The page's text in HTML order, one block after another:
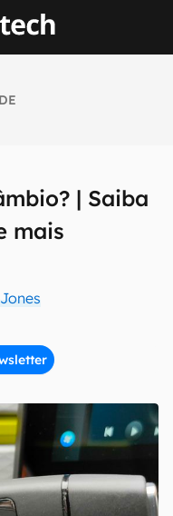
| Saiba
mais
Jones
em primeira
com os Termos de